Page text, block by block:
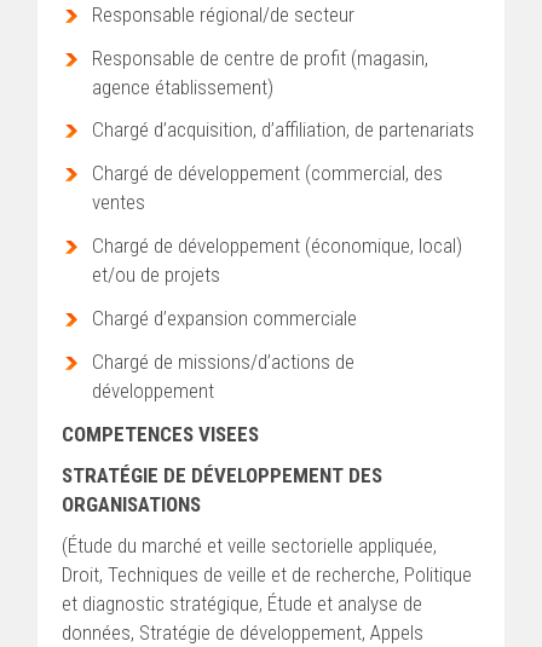
Responsable régional/de secteur
Responsable de centre de profit (magasin,
agence établissement)
Chargé d’acquisition, d’affiliation, de partenariats
Chargé de développement (commercial, des
ventes
Chargé de développement (économique, local)
et/ou de projets
Chargé d’expansion commerciale
Chargé de missions/d’actions de
développement
COMPETENCES VISEES
STRATÉGIE DE DÉVELOPPEMENT DES
ORGANISATIONS
(Étude du marché et veille sectorielle appliquée,
Droit, Techniques de veille et de recherche, Politique
et diagnostic stratégique, Étude et analyse de
données, Stratégie de développement, Appels